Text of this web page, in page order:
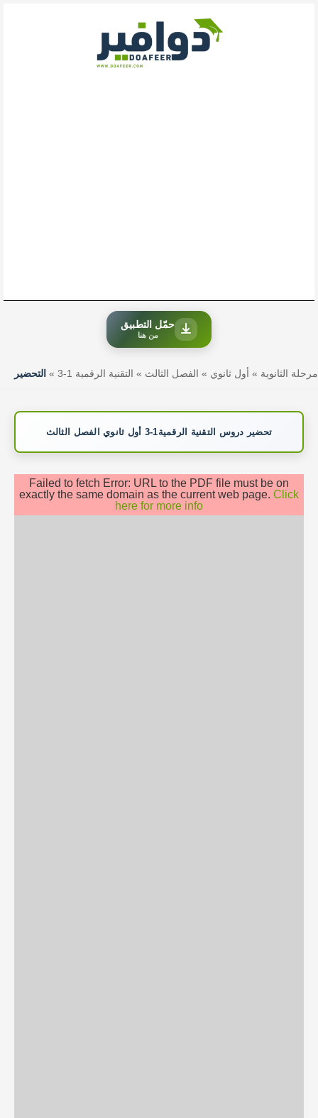
حمّل التطبيق
من هنا
مرحلة الثانوية » أول ثانوي » الفصل الثالث » التقنية الرقمية 1-3 » التحضير
تحضير دروس التقنية الرقمية1-3 أول ثانوي الفصل الثالث
Failed to fetch Error: URL to the PDF file must be on
exactly the same domain as the current web page. Click
here for more info